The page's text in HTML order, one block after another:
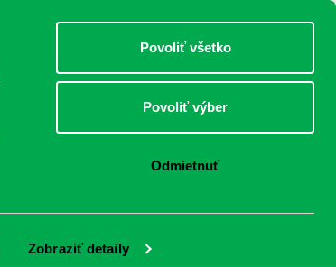
Zobraziť detaily
Povoliť všetko
Povoliť výber
Odmietnuť
DOSPELÍ